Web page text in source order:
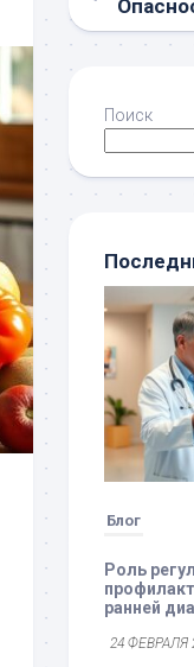
Поиск
Блог
Роль
ранней
24 ФЕВРАЛЯ